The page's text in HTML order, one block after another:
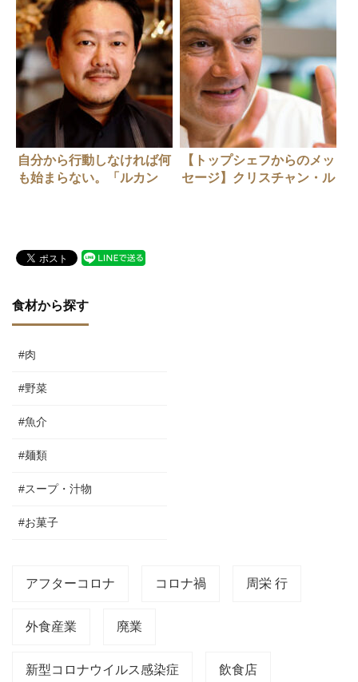
自分から行動しなければ何
も始まらない。「ルカン
【トップシェフからのメッ
セージ】クリスチャン・ル
食材から探す
#肉
#野菜
#魚介
#麺類
#スープ・汁物
#お菓子
アフターコロナ コロナ禍 周栄 行
外食産業 廃業
新型コロナウイルス感染症 飲食店